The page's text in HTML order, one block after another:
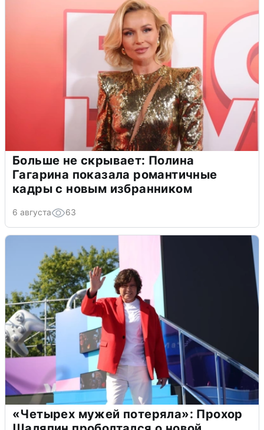
Больше не скрывает: Полина
Гагарина показала романтичные
кадры с новым избранником
6 августа 63
«Четырех мужей потеряла»: Прохор